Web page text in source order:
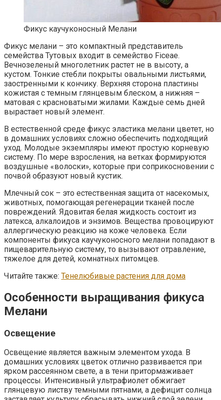
Фикус каучуконосный Мелани
Фикус мелани – это компактный представитель
семейства Тутовых входит в семейство Ficeae.
Вечнозеленый многолетник растет не в высоту, а
кустом. Тонкие стебли покрыты овальными листьями,
заостренными к кончику. Верхняя сторона пластины
кожистая с темным глянцевым блеском, а нижняя –
матовая с красноватыми жилами. Каждые семь дней
вырастает новый элемент.
В естественной среде фикус эластика мелани цветет, но
в домашних условиях сложно обеспечить подходящий
уход. Молодые экземпляры имеют простую корневую
систему. По мере взросления, на ветках формируются
воздушные «волоски», которые при соприкосновении с
почвой образуют новый кустик.
Млечный сок – это естественная защита от насекомых,
животных, помогающая регенерации тканей после
повреждений. Ядовитая белая жидкость состоит из
латекса, алкалоидов и энзимов. Вещества провоцируют
аллергическую реакцию на коже человека. Если
компоненты фикуса каучуконосного мелани попадают в
пищеварительную систему, то вызывают отравление,
тяжелое для детей, комнатных питомцев.
Читайте также: Тенелюбивые растения для дома
Особенности выращивания фикуса
Мелани
Освещение
Освещение является важным элементом ухода. В
домашних условиях цветок отлично развивается при
ярком рассеянном свете, а в тени притормаживает
процессы. Интенсивный ультрафиолет обжигает
глянцевую листву темными пятнами, а дефицит солнца